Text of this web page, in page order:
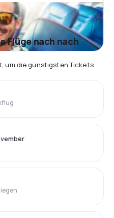
Flüge nach nach
um die günstigsten Tickets